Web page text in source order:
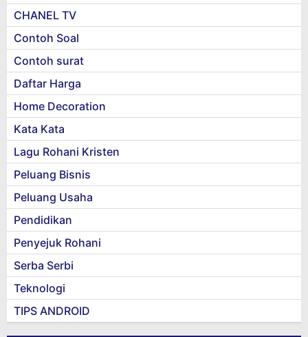
CHANEL TV
Contoh Soal
Contoh surat
Daftar Harga
Home Decoration
Kata Kata
Lagu Rohani Kristen
Peluang Bisnis
Peluang Usaha
Pendidikan
Penyejuk Rohani
Serba Serbi
Teknologi
TIPS ANDROID